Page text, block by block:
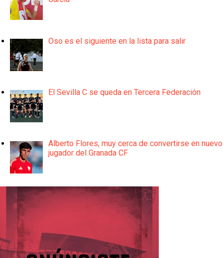
Oso es el siguiente en la lista para salir
El Sevilla C se queda en Tercera Federación
Alberto Flores, muy cerca de convertirse en nuevo
jugador del Granada CF